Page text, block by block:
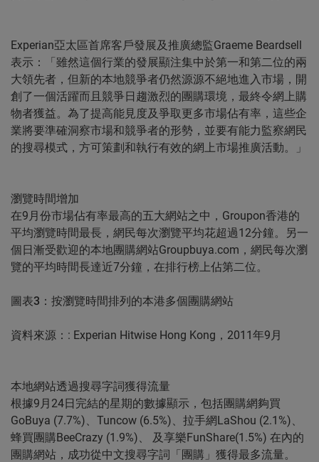
Experian亞太區首席客戶發展及推廣總監Graeme Beardsell
表示：「雖然這個行業的發展顯注集中於第一和第二位的兩
大領先者，但新的本地競爭者仍然源源不絕地進入市場，開
創了一個活躍而且競爭日趨激烈的團購環境，最終令網上購
物者獲益。為了提高能見度及爭取更多市場佔有率，這些企
業將要準確洞察市場和競爭者的形勢，並要有能力監察網民
的搜尋模式，方可策劃和執行有效的網上市場推廣活動。」
瀏覽時間增加
在9月份市場佔有率最高的五大網站之中，Groupon香港的
平均瀏覽時間最長，網民每次瀏覽平均花超過12分鐘。另一
個日漸受歡迎的本地團購網站Groupbuya.com，網民每次瀏
覽的平均時間長達近7分鐘，在排行榜上佔第二位。
圖表3 ：按瀏覽時間排列的本港多個團購網站
資料來源：: Experian Hitwise Hong Kong，2011年9月
本地網站透過搜尋字詞獲得流量
根據9月24日完結的星期的數據顯示，包括團購網夠買
GoBuya (7.7%)、Tuncow (6.5%)、拉手網LaShou (2.1%)、
蜂買團購BeeCrazy (1.9%)、 及享樂FunShare(1.5%) 在內的
團購網站，成功從中文搜尋字詞「團購」獲得最多流量。